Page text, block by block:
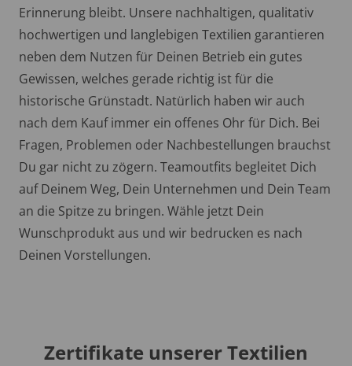
Erinnerung bleibt. Unsere nachhaltigen, qualitativ
hochwertigen und langlebigen Textilien garantieren
neben dem Nutzen für Deinen Betrieb ein gutes
Gewissen, welches gerade richtig ist für die
historische Grünstadt. Natürlich haben wir auch
nach dem Kauf immer ein offenes Ohr für Dich. Bei
Fragen, Problemen oder Nachbestellungen brauchst
Du gar nicht zu zögern. Teamoutfits begleitet Dich
auf Deinem Weg, Dein Unternehmen und Dein Team
an die Spitze zu bringen. Wähle jetzt Dein
Wunschprodukt aus und wir bedrucken es nach
Deinen Vorstellungen.
Zertifikate unserer Textilien